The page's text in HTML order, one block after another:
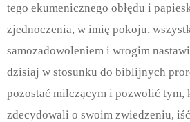
tego ekumenicznego obłędu i
zjednoczenia, w imię pokoju,
samozadowoleniem i wrogim
dzisiaj w stosunku do biblijnych
pozostać milczącym i pozwolić tym,
zdecydowali o swoim zwiedzeniu,